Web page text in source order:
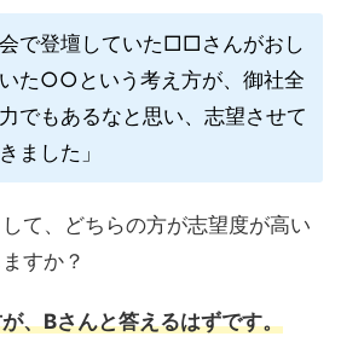
会で登壇していた□□さんがおし
た○○という考え方が、御社全
でもあるなと思い、志望させて
ました」
て、どちらの方が志望度が高い
すか？
、Bさんと答えるはずです。